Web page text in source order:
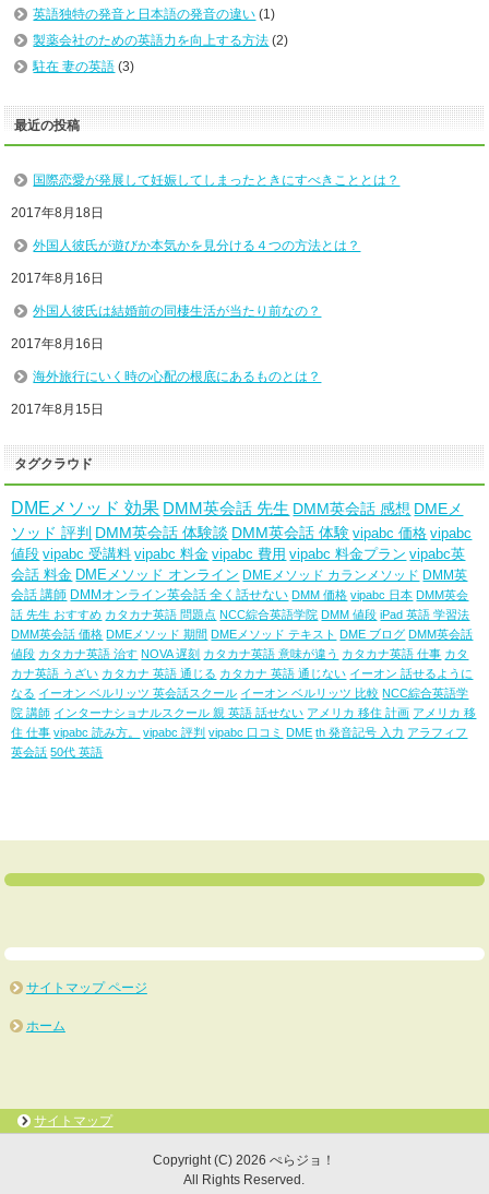
英語独特の発音と日本語の発音の違い (1)
製薬会社のための英語力を向上する方法 (2)
駐在 妻の英語 (3)
最近の投稿
国際恋愛が発展して妊娠してしまったときにすべきこととは？
2017年8月18日
外国人彼氏が遊びか本気かを見分ける４つの方法とは？
2017年8月16日
外国人彼氏は結婚前の同棲生活が当たり前なの？
2017年8月16日
海外旅行にいく時の心配の根底にあるものとは？
2017年8月15日
タグクラウド
DMEメソッド 効果 DMM英会話 先生 DMM英会話 感想 DMEメ
ソッド 評判 DMM英会話 体験談 DMM英会話 体験 vipabc 価格 vipabc
値段 vipabc 受講料 vipabc 料金 vipabc 費用 vipabc 料金プラン vipabc英
会話 料金 DMEメソッド オンライン DMEメソッド カランメソッド DMM英
会話 講師 DMMオンライン英会話 全く話せない DMM 価格 vipabc 日本 DMM英会
話 先生 おすすめ カタカナ英語 問題点 NCC綜合英語学院 DMM 値段 iPad 英語 学習法
DMM英会話 価格 DMEメソッド 期間 DMEメソッド テキスト DME ブログ DMM英会話
値段 カタカナ英語 治す NOVA 遅刻 カタカナ英語 意味が違う カタカナ英語 仕事 カタ
カナ英語 うざい カタカナ 英語 通じる カタカナ 英語 通じない イーオン 話せるように
なる イーオン ベルリッツ 英会話スクール イーオン ベルリッツ 比較 NCC綜合英語学
院 講師 インターナショナルスクール 親 英語 話せない アメリカ 移住 計画 アメリカ 移
住 仕事 vipabc 読み方。 vipabc 評判 vipabc 口コミ DME th 発音記号 入力 アラフィフ
英会話 50代 英語
サイトマップ ページ
ホーム
サイトマップ
Copyright (C) 2026 ぺらジョ！
All Rights Reserved.